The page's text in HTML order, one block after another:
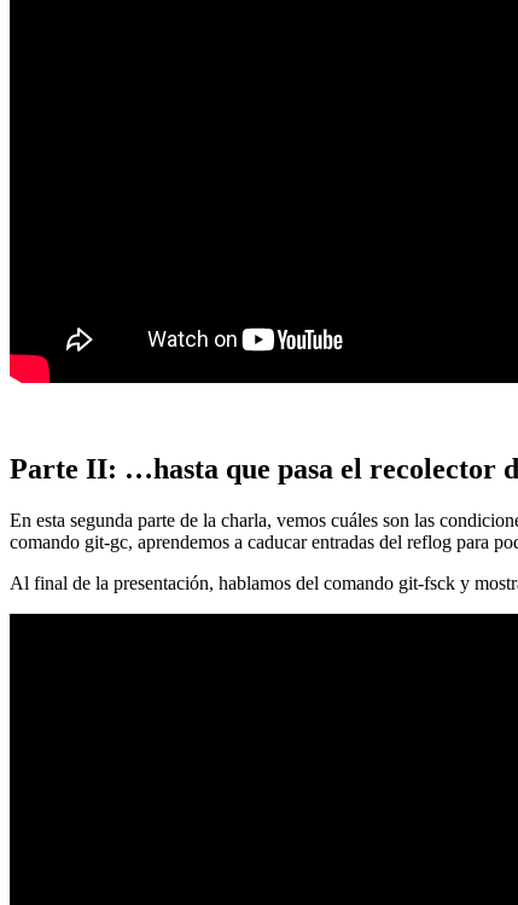
Parte II: …hasta que pasa el recolector
En esta segunda parte de la charla, vemos cuáles son las
comando git-gc, aprendemos a caducar entradas del reflog para
Al final de la presentación, hablamos del comando git-fsck y